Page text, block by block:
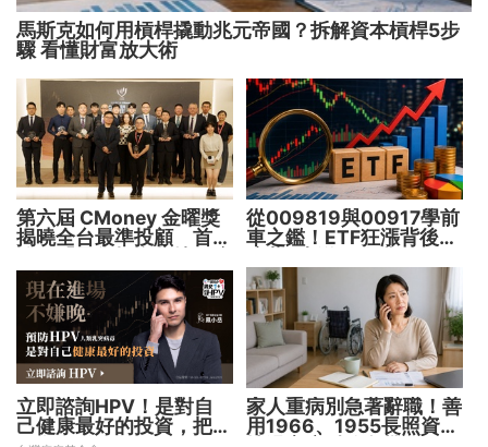
馬斯克如何用槓桿撬動兆元帝國？拆解資本槓桿5步
驟 看懂財富放大術
第六屆 CMoney 金曜獎
揭曉全台最準投顧 首度
用 助攻投顧、投信打造
下一代
從009819與00917學前
車之鑑！ETF狂漲背後
立即諮詢HPV！是對自
己健康最好的投資，把握
家人重病別急著辭職！善
用1966、1955長照資源